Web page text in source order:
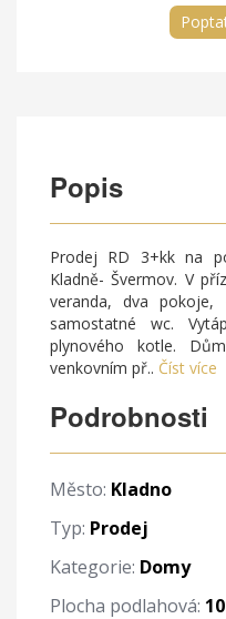
Popis
Prodej RD 3+kk na
Kladně- Švermov. V
veranda, dva pokoje,
samostatné wc.
plynového kotle.
venkovním př.. Číst více
Podrobnosti
Město: Kladno
Typ: Prodej
Kategorie: Domy
Plocha podlahová: